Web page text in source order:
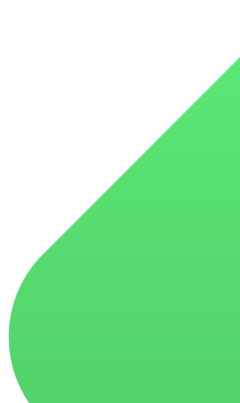
для ароматизации
для стирки и ухода
для ковров и
универсальные
дезинфицирующие
Автохимия и
автоэмали
аэрозольные смазки